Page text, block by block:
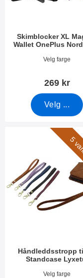
Skimblocker XL
Wallet OnePlus
Varenummer 41452
Velg farge
269 kr
Velg ...
5
Håndleddsstropp
Standcase
Varenummer 50276
Velg farge
håndleddsstropp til